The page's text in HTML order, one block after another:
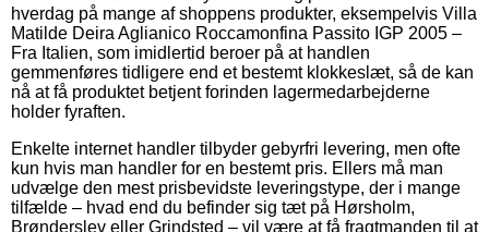
hverdag på mange af shoppens produkter, eksempelvis Villa
Matilde Deira Aglianico Roccamonfina Passito IGP 2005 –
Fra Italien, som imidlertid beroer på at handlen
gemmenføres tidligere end et bestemt klokkeslæt, så de kan
nå at få produktet betjent forinden lagermedarbejderne
holder fyraften.
Enkelte internet handler tilbyder gebyrfri levering, men ofte
kun hvis man handler for en bestemt pris. Ellers må man
udvælge den mest prisbevidste leveringstype, der i mange
tilfælde – hvad end du befinder sig tæt på Hørsholm,
Brønderslev eller Grindsted – vil være at få fragtmanden til at